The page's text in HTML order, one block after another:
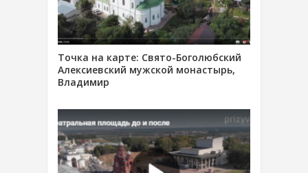
Точка на карте: Свято-Боголюбский
Алексиевский мужской монастырь,
Владимир